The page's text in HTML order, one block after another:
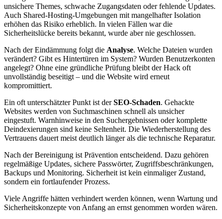
unsichere Themes, schwache Zugangsdaten oder fehlende Updates.
Auch Shared-Hosting-Umgebungen mit mangelhafter Isolation
erhöhen das Risiko erheblich. In vielen Fällen war die
Sicherheitslücke bereits bekannt, wurde aber nie geschlossen.
Nach der Eindämmung folgt die Analyse. Welche Dateien wurden
verändert? Gibt es Hintertüren im System? Wurden Benutzerkonten
angelegt? Ohne eine gründliche Prüfung bleibt der Hack oft
unvollständig beseitigt – und die Website wird erneut
kompromittiert.
Ein oft unterschätzter Punkt ist derSEO-Schaden. Gehackte
Websites werden von Suchmaschinen schnell als unsicher
eingestuft. Warnhinweise in den Suchergebnissen oder komplette
Deindexierungen sind keine Seltenheit. Die Wiederherstellung des
Vertrauens dauert meist deutlich länger als die technische Reparatur.
Nach der Bereinigung ist Prävention entscheidend. Dazu gehören
regelmäßige Updates, sichere Passwörter, Zugriffsbeschränkungen,
Backups und Monitoring. Sicherheit ist kein einmaliger Zustand,
sondern ein fortlaufender Prozess.
Viele Angriffe hätten verhindert werden können, wenn Wartung und
Sicherheitskonzepte von Anfang an ernst genommen worden wären.